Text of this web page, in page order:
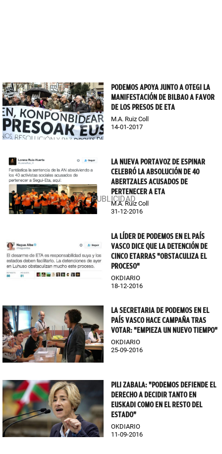
PODEMOS APOYA JUNTO A OTEGI LA
MANIFESTACIÓN DE BILBAO A FAVOR
DE LOS PRESOS DE ETA
M.A. Ruiz Coll
14-01-2017
LA NUEVA PORTAVOZ DE ESPINAR
CELEBRÓ LA ABSOLUCIÓN DE 40
ABERTZALES ACUSADOS DE
PERTENECER A ETA
M.A. Ruiz Coll
31-12-2016
LA LÍDER DE PODEMOS EN EL PAÍS
VASCO DICE QUE LA DETENCIÓN DE
CINCO ETARRAS "OBSTACULIZA EL
PROCESO"
OKDIARIO
18-12-2016
LA SECRETARIA DE PODEMOS EN EL
PAÍS VASCO HACE CAMPAÑA TRAS
VOTAR: "EMPIEZA UN NUEVO TIEMPO"
OKDIARIO
25-09-2016
PILI ZABALA: "PODEMOS DEFIENDE EL
DERECHO A DECIDIR TANTO EN
EUSKADI COMO EN EL RESTO DEL
ESTADO"
OKDIARIO
11-09-2016